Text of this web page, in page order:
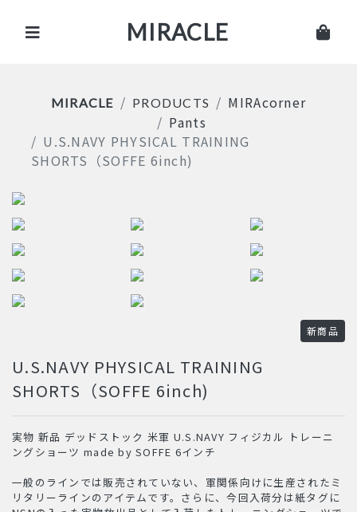
MIRACLE
MIRACLE PRODUCTS
MIRAcorner
Pants
U.S.NAVY PHYSICAL TRAINING
SHORTS（SOFFE 6inch)
新商品
U.S.NAVY PHYSICAL TRAINING
SHORTS（SOFFE 6inch)
実物 新品 デッドストック 米軍 U.S.NAVY フィジカル トレーニ
ングショーツ made by SOFFE 6インチ
一般のラインでは販売されていない、軍関係向けに生産されたミ
リタリーラインのアイテムです。さらに、今回入荷分は紙タグに